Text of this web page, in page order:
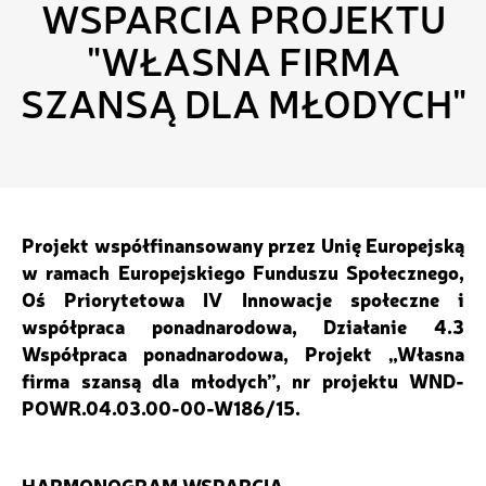
WSPARCIA PROJEKTU
"WŁASNA FIRMA
SZANSĄ DLA MŁODYCH"
Projekt współfinansowany przez Unię Europejską
w ramach Europejskiego Funduszu Społecznego,
Oś Priorytetowa IV Innowacje społeczne i
współpraca ponadnarodowa, Działanie 4.3
Współpraca ponadnarodowa, Projekt „Własna
firma szansą dla młodych”, nr projektu WND-
POWR.04.03.00-00-W186/15.